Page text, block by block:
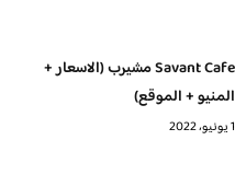
Savant Cafe مشيرب (الاسعار +
المنيو + الموقع)
1 يونيو، 2022